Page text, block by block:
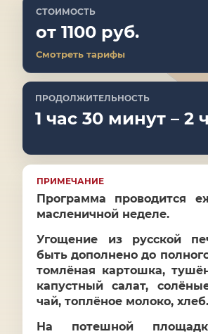
СТОИМОСТЬ
от 1100 руб.
Смотреть тарифы
ПРОДОЛЖИТЕЛЬНОСТЬ
1 час 30 минут – 2
ПРИМЕЧАНИЕ
Программа проводится
масленичной неделе.
Угощение из русской
быть дополнено до
томлёная картошка,
капустный салат,
чай, топлёное молоко, хлеб.
На потешной